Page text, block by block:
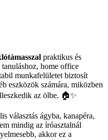
praktikus és
home office
munkafelületet biztosít
eszközök számára, miközben
az ölbe. 🏠✨
választás ágyba, kanapéra,
mindig az íróasztalnál
akkor ez a